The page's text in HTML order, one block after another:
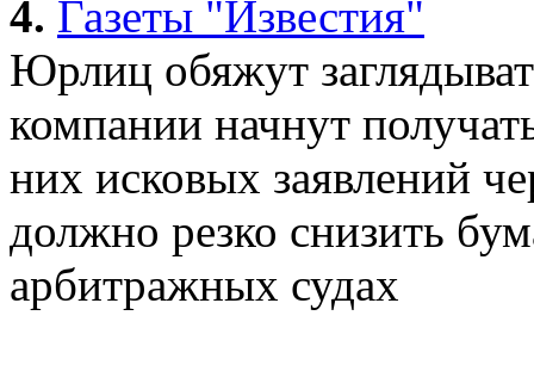
4. Газеты "Известия"
Юрлиц обяжут
компании начнут
них исковых заявлений
должно резко снизить
арбитражных судах